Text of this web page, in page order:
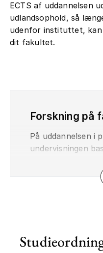
ECTS af uddannelsen
udlandsophold, så
udenfor instituttet,
dit fakultet.
Forskning på
På uddannelsen i
undervisningen
som studerende
Emnemæssigt
sig med